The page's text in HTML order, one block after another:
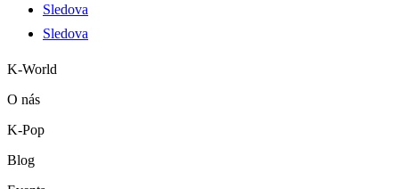
Sledova
Sledova
K-World
O nás
K-Pop
Blog